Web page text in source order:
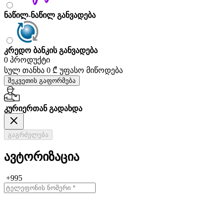
ნაწილ-ნაწილ განვადება
კრედო ბანკის განვადება
0 პროდუქტი
სულ თანხა 0 ₾ უფასო მიწოდება
შეკვეთის გაფორმება
კურიერთან გადახდა
გაგრძელება
ავტორიზაცია
+995